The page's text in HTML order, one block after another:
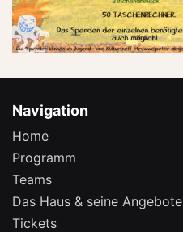
Navigation
Home
Programm
Teams
Das Haus & seine Angebote
Tickets